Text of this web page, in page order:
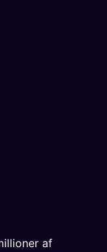
af